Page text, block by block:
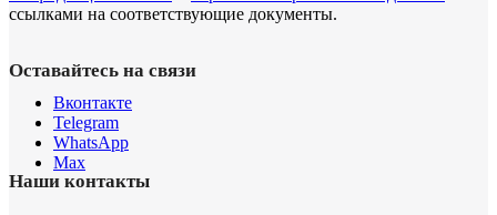
ссылками на соответствующие документы.
Оставайтесь на связи
Вконтакте
Telegram
WhatsApp
Max
Наши контакты